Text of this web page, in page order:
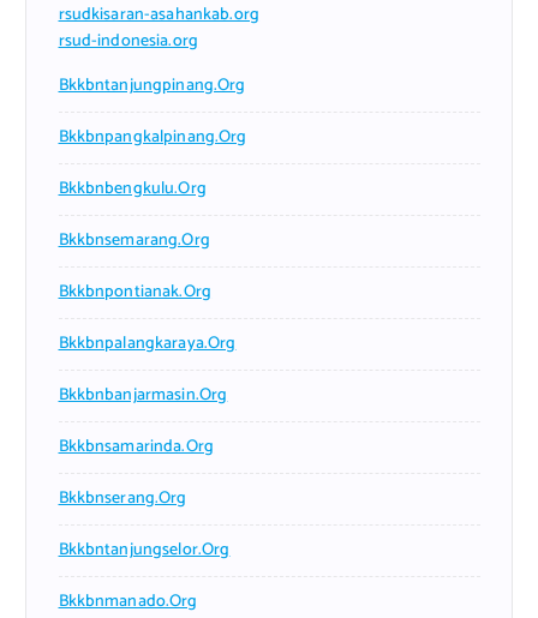
rsudkisaran-asahankab.org
rsud-indonesia.org
Bkkbntanjungpinang.org
Bkkbnpangkalpinang.org
Bkkbnbengkulu.org
Bkkbnsemarang.org
Bkkbnpontianak.org
Bkkbnpalangkaraya.org
Bkkbnbanjarmasin.org
Bkkbnsamarinda.org
Bkkbnserang.org
Bkkbntanjungselor.org
Bkkbnmanado.org